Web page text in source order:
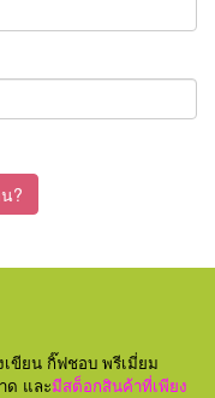
?
ขียน กิ๊ฟชอบ พรีเมี่ยม
ด และมีสต็อกสินค้าที่เพียง